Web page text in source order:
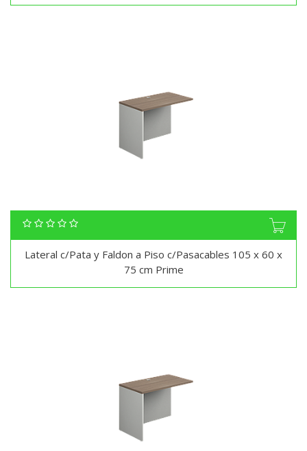
Lateral c/Pata y Faldon a Piso c/Pasacables 105 x 60 x
75 cm Prime